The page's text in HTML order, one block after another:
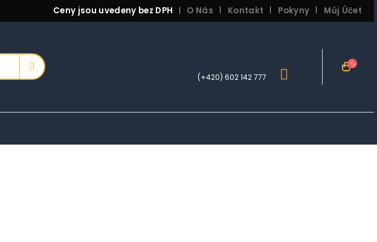
Ceny jsou uvedeny bez DPH | O Nás Kontakt Pokyny Můj Účet
(+420) 602 142 777